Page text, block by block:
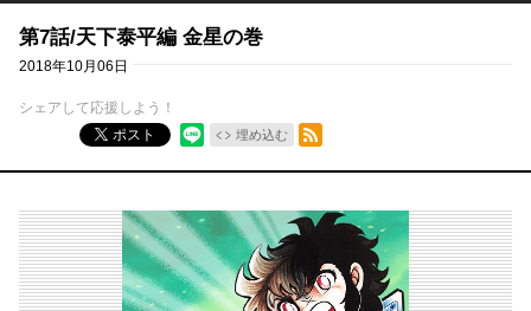
第7話/天下泰平編 金星の巻
2018年10月06日
シェアして応援しよう！
ポスト
埋め込む
RSSフィード